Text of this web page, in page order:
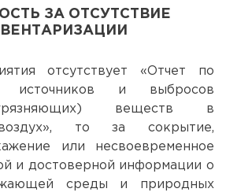
ЗА ОТСУТСТВИЕ
отсутствует «Отчет по
источников и выбросов
веществ в
то за сокрытие,
или несвоевременное
и достоверной информации о
среды и природных